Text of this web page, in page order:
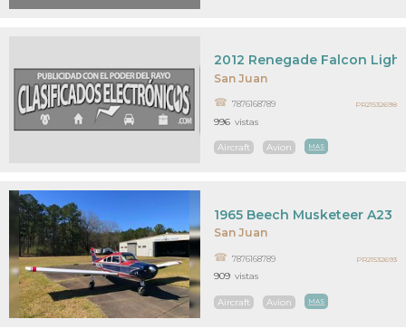
San Juan
2012 Renegade Falcon
7876168789
Aircraft Avion MAS
996 vistas
PR21532698
San Juan
1965 Beech Musketeer A23
7876168789
Aircraft Avion MAS
909 vistas
PR21532693